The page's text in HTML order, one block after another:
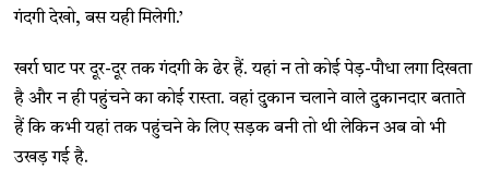
गंदगी देखो, बस यही मिलेगी.’
खर्रा घाट पर दूर-दूर तक गंदगी के ढेर हैं. यहां न तो कोई पेड़-पौधा लगा दिखता
है और न ही पहुंचने का कोई रास्ता. वहां दुकान चलाने वाले दुकानदार बताते
हैं कि कभी यहां तक पहुंचने के लिए सड़क बनी तो थी लेकिन अब वो भी
उखड़ गई है.